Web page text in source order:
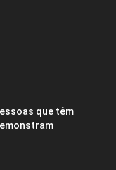
que têm